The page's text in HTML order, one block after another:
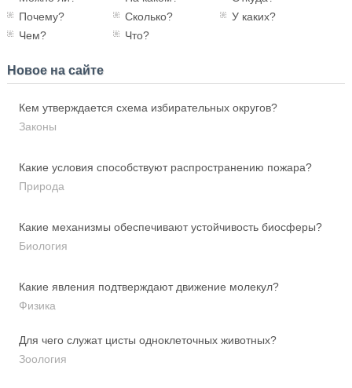
Почему?
Сколько?
У каких?
Чем?
Что?
Новое на сайте
Кем утверждается схема избирательных округов?
Законы
Какие условия способствуют распространению пожара?
Природа
Какие механизмы обеспечивают устойчивость биосферы?
Биология
Какие явления подтверждают движение молекул?
Физика
Для чего служат цисты одноклеточных животных?
Зоология